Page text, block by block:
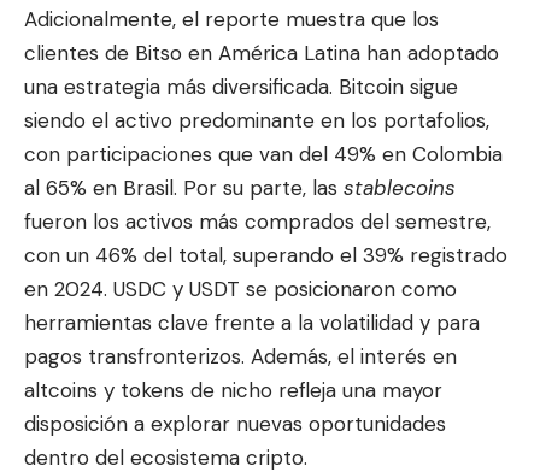
Adicionalmente, el reporte muestra que los
clientes de Bitso en América Latina han adoptado
una estrategia más diversificada. Bitcoin sigue
siendo el activo predominante en los portafolios,
con participaciones que van del 49% en Colombia
al 65% en Brasil. Por su parte, las stablecoins
fueron los activos más comprados del semestre,
con un 46% del total, superando el 39% registrado
en 2024. USDC y USDT se posicionaron como
herramientas clave frente a la volatilidad y para
pagos transfronterizos. Además, el interés en
altcoins y tokens de nicho refleja una mayor
disposición a explorar nuevas oportunidades
dentro del ecosistema cripto.